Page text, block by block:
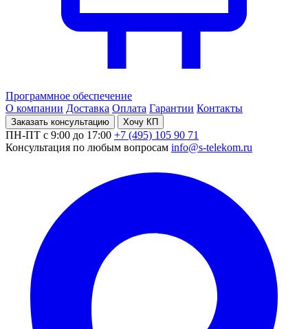
Программное обеспечение
О компании Доставка Оплата Гарантии Контакты
Заказать консультацию Хочу КП
ПН-ПТ с 9:00 до 17:00 +7 (495) 105 90 71
Консультация по любым вопросам info@s-telekom.ru